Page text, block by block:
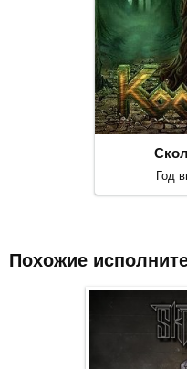
Год
Похожие